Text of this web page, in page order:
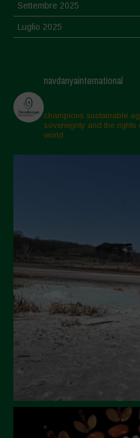
Settembre 2025
Luglio 2025
Aprile 2025
Marzo 2025
Febbraio 2025
Gennaio 2025
Settembre 2024
Luglio 2024
Maggio 2024
Aprile 2024
Marzo 2024
Febbraio 2024
Ottobre 2023
navdanyainternational
champions sustainable
sovereignty and the
world.